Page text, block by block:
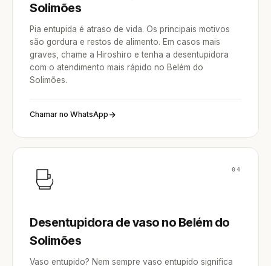
Solimões
Pia entupida é atraso de vida. Os principais motivos
são gordura e restos de alimento. Em casos mais
graves, chame a Hiroshiro e tenha a desentupidora
com o atendimento mais rápido no Belém do
Solimões.
Chamar no WhatsApp
04
Desentupidora de vaso no Belém do
Solimões
Vaso entupido? Nem sempre vaso entupido significa